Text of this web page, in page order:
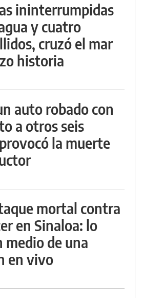
ininterrumpidas
y cuatro
cruzó el mar
historia
auto robado con
a otros seis
la muerte
mortal contra
en Sinaloa: lo
medio de una
en vivo